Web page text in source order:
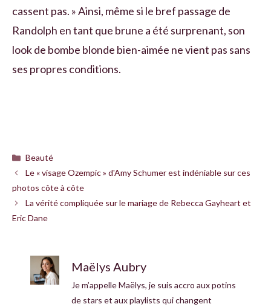
cassent pas. » Ainsi, même si le bref passage de
Randolph en tant que brune a été surprenant, son
look de bombe blonde bien-aimée ne vient pas sans
ses propres conditions.
Catégories
Beauté
Le « visage Ozempic » d'Amy Schumer est indéniable sur ces
photos côte à côte
La vérité compliquée sur le mariage de Rebecca Gayheart et
Eric Dane
Maëlys Aubry
Je m’appelle Maëlys, je suis accro aux potins
de stars et aux playlists qui changent